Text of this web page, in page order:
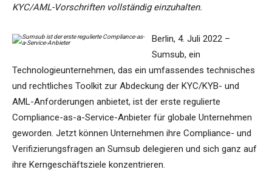
KYC/AML-Vorschriften vollständig einzuhalten.
Berlin, 4. Juli 2022 –
Sumsub, ein
Technologieunternehmen, das ein umfassendes technisches
und rechtliches Toolkit zur Abdeckung der KYC/KYB- und
AML-Anforderungen anbietet, ist der erste regulierte
Compliance-as-a-Service-Anbieter für globale Unternehmen
geworden. Jetzt können Unternehmen ihre Compliance- und
Verifizierungsfragen an Sumsub delegieren und sich ganz auf
ihre Kerngeschäftsziele konzentrieren.